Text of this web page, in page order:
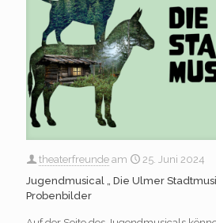
theaterfreunde am
25. Juni 2024
Jugendmusical „ Die Ulmer
Probenbilder